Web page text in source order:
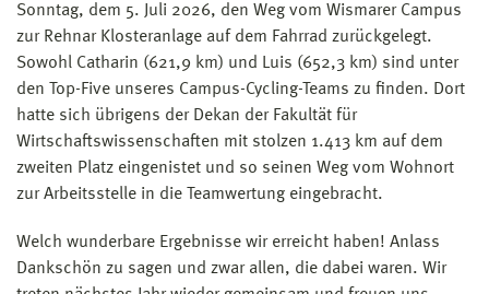
Sonntag, dem 5. Juli 2026, den Weg vom Wismarer Campus
zur Rehnar Klosteranlage auf dem Fahrrad zurückgelegt.
Sowohl Catharin (621,9 km) und Luis (652,3 km) sind unter
den Top-Five unseres Campus-Cycling-Teams zu finden. Dort
hatte sich übrigens der Dekan der Fakultät für
Wirtschaftswissenschaften mit stolzen 1.413 km auf dem
zweiten Platz eingenistet und so seinen Weg vom Wohnort
zur Arbeitsstelle in die Teamwertung eingebracht.
Welch wunderbare Ergebnisse wir erreicht haben! Anlass
Dankschön zu sagen und zwar allen, die dabei waren. Wir